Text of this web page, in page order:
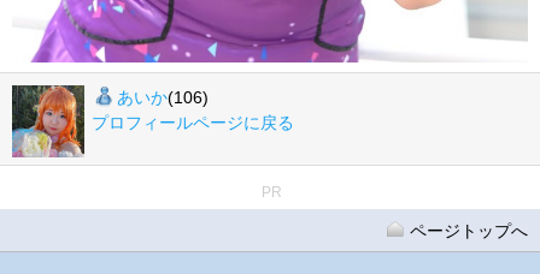
あいか(106)
プロフィールページに戻る
PR
ページトップへ